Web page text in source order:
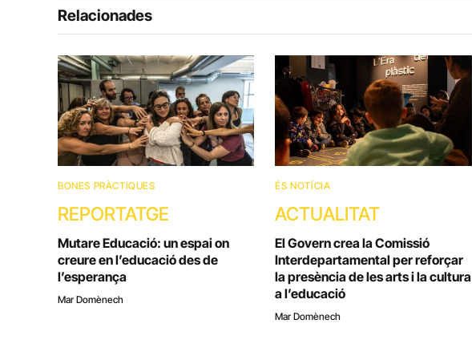
Relacionades
BONES PRÀCTIQUES
REPORTATGE
Mutare Educació: un espai on
creure en l’educació des de
l’esperança
Mar Domènech
ÉS NOTÍCIA
ACTUALITAT
El Govern crea la Comissió
Interdepartamental per reforçar
la presència de les arts i la cultura
a l’educació
Mar Domènech